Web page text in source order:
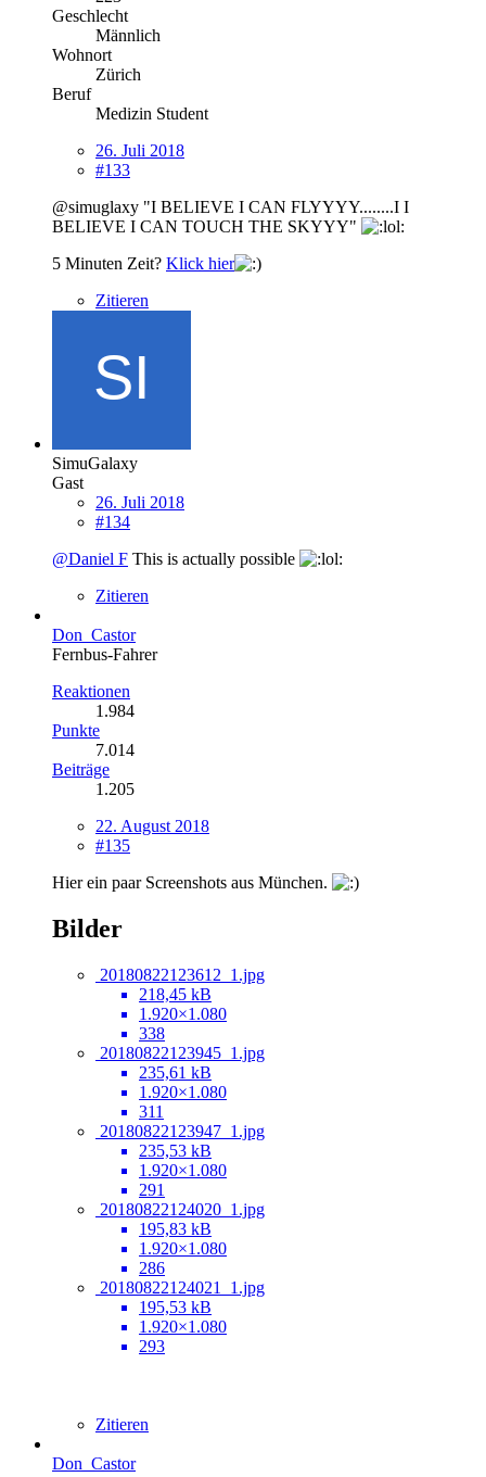
Geschlecht
Männlich
Wohnort
Zürich
Beruf
Medizin Student
26. Juli 2018
#133
@simuglaxy "I BELIEVE I CAN FLYYYY........I I
BELIEVE I CAN TOUCH THE SKYYY"
5 Minuten Zeit? Klick hier
Zitieren
SimuGalaxy
Gast
26. Juli 2018
#134
@Daniel F This is actually possible
Zitieren
Don_Castor
Fernbus-Fahrer
Reaktionen
1.984
Punkte
7.014
Beiträge
1.205
22. August 2018
#135
Hier ein paar Screenshots aus München.
Bilder
20180822123612_1.jpg
218,45 kB
1.920×1.080
338
20180822123945_1.jpg
235,61 kB
1.920×1.080
311
20180822123947_1.jpg
235,53 kB
1.920×1.080
291
20180822124020_1.jpg
195,83 kB
1.920×1.080
286
20180822124021_1.jpg
195,53 kB
1.920×1.080
293
Zitieren
Don_Castor